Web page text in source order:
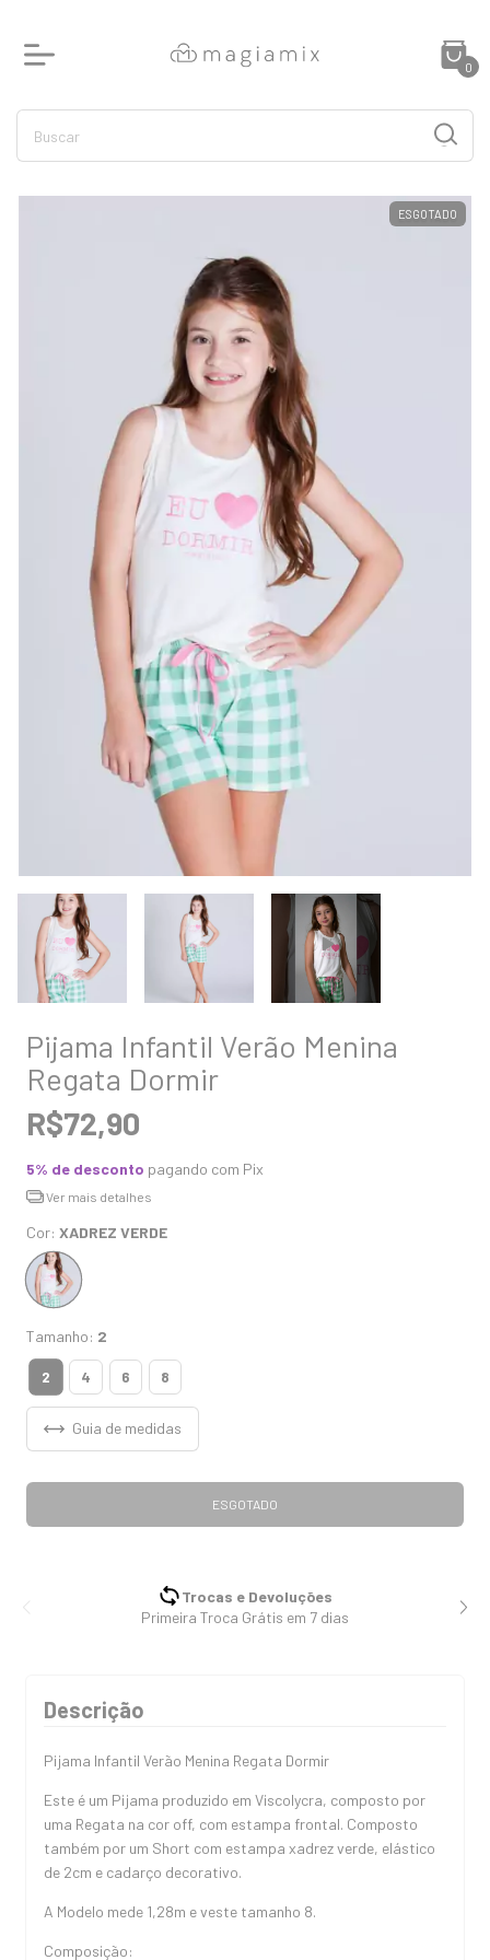
0
ESGOTADO
Pijama Infantil Verão Menina
Regata Dormir
R$72,90
5% de desconto pagando com Pix
Ver mais detalhes
Cor: XADREZ VERDE
Tamanho: 2
2 4 6 8
Guia de medidas
Trocas e Devoluções
Primeira Troca Grátis em 7 dias
Descrição
Pijama Infantil Verão Menina Regata Dormir
Este é um Pijama produzido em Viscolycra, composto por
uma Regata na cor off, com estampa frontal. Composto
também por um Short com estampa xadrez verde, elástico
de 2cm e cadarço decorativo.
A Modelo mede 1,28m e veste tamanho 8.
Composição: